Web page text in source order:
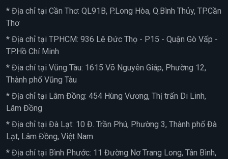
* Địa chỉ tại Cần Thơ: QL91B, P.Long Hòa, Q.Bình Thủy, TP.Cần
Thơ
* Địa chỉ tại TPHCM: 936 Lê Đức Thọ - P15 - Quận Gò Vấp -
TP.Hồ Chí Minh
* Địa chỉ tại Vũng Tàu: 1615 Võ Nguyên Giáp, Phường 12,
Thành phố Vũng Tàu
* Địa chỉ tại Lâm Đồng: 454 Hùng Vương, Thị trấn Di Linh,
Lâm Đồng
* Địa chỉ tại Đà Lạt: 10 Đ. Trần Phú, Phường 3, Thành phố Đà
Lạt, Lâm Đồng, Việt Nam
* Địa chỉ tại Bình Phước: 11 Đường Nơ Trang Long, Tân Bình,